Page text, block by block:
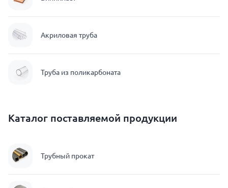
Акриловая труба
Труба из поликарбоната
Каталог поставляемой продукции
Трубный прокат